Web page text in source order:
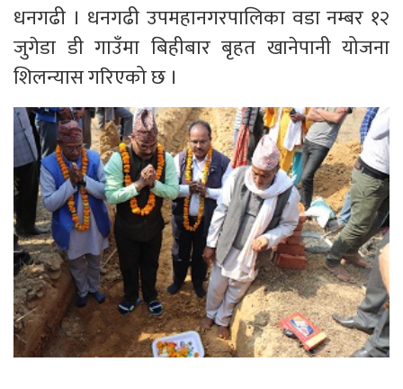
धनगढी । धनगढी उपमहानगरपालिका वडा नम्बर १२
जुगेडा डी गाउँमा बिहीबार बृहत खानेपानी योजना
शिलन्यास गरिएको छ ।